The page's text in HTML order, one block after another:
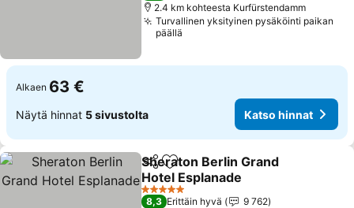
2.4 km kohteesta Kurfürstendamm
Turvallinen yksityinen pysäköinti paikan
päällä
Alkaen 63 €
Näytä hinnat 5 sivustolta Katso hinnat
Jaa Lisää suosikkeihin
Sheraton Berlin Grand
Hotel Esplanade
Katso hinnat
5 Tähtiluokitus
8,3 Erittäin hyvä
9 762